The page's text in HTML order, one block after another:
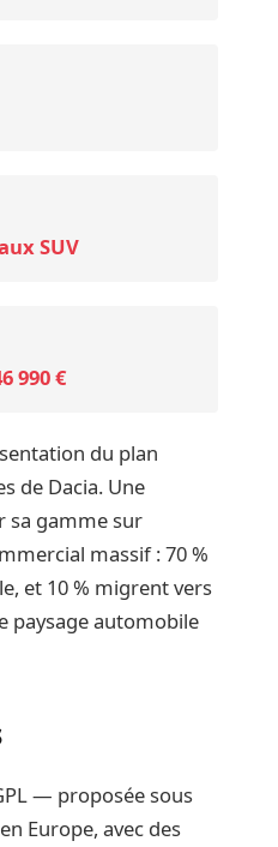
SUV
990 €
du plan
de Dacia. Une
sa gamme sur
massif : 70 %
et 10 % migrent vers
paysage automobile
— proposée sous
Europe, avec des